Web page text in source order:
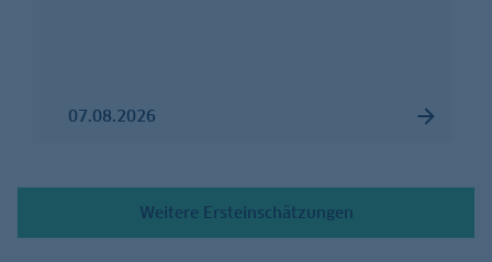
07.08.2026
Weitere Ersteinschätzungen